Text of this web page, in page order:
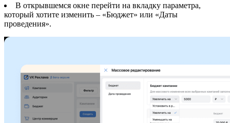
В открывшемся окне перейти на вкладку параметра,
который хотите изменить – «Бюджет» или «Даты
проведения».